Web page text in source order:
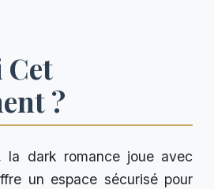
?
la dark romance joue avec
un espace sécurisé pour